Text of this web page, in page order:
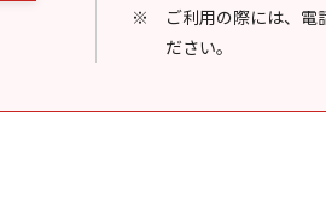
ご利用の際には、電
ださい。